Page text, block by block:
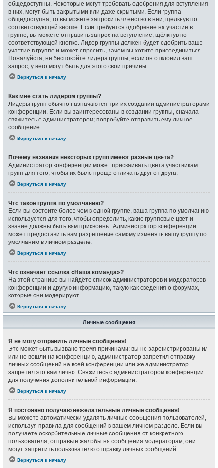
общедоступны. Некоторые могут требовать одобрения для вступления
в них, могут быть закрытыми или даже скрытыми. Если группа
общедоступна, то вы можете запросить членство в ней, щёлкнув по
соответствующей кнопке. Если требуется одобрение на участие в
группе, вы можете отправить запрос на вступление, щёлкнув по
соответствующей кнопке. Лидер группы должен будет одобрить ваше
участие в группе и может спросить, зачем вы хотите присоединиться.
Пожалуйста, не беспокойте лидера группы, если он отклонил ваш
запрос; у него могут быть для этого свои причины.
Вернуться к началу
Как мне стать лидером группы?
Лидеры групп обычно назначаются при их создании администраторами
конференции. Если вы заинтересованы в создании группы, сначала
свяжитесь с администратором; попробуйте отправить ему личное
сообщение.
Вернуться к началу
Почему названия некоторых групп имеют разные цвета?
Администратор конференции может присваивать цвета участникам
групп для того, чтобы их было проще отличать друг от друга.
Вернуться к началу
Что такое группа по умолчанию?
Если вы состоите более чем в одной группе, ваша группа по умолчанию
используется для того, чтобы определить, какие групповые цвет и
звание должны быть вам присвоены. Администратор конференции
может предоставить вам разрешение самому изменять вашу группу по
умолчанию в личном разделе.
Вернуться к началу
Что означает ссылка «Наша команда»?
На этой странице вы найдёте список администраторов и модераторов
конференции и другую информацию, такую как сведения о форумах,
которые они модерируют.
Вернуться к началу
Личные сообщения
Я не могу отправить личные сообщения!
Это может быть вызвано тремя причинами: вы не зарегистрированы и/
или не вошли на конференцию, администратор запретил отправку
личных сообщений на всей конференции или же администратор
запретил это вам лично. Свяжитесь с администратором конференции
для получения дополнительной информации.
Вернуться к началу
Я постоянно получаю нежелательные личные сообщения!
Вы можете автоматически удалять личные сообщения пользователей,
используя правила для сообщений в вашем личном разделе. Если вы
получаете оскорбительные личные сообщения от конкретного
пользователя, отправьте жалобы на сообщения модераторам; они
могут запретить пользователю отправку личных сообщений.
Вернуться к началу